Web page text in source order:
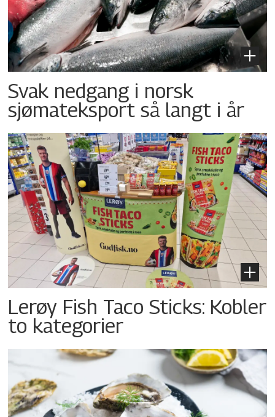
Svak nedgang i norsk
sjømateksport så langt i år
Lerøy Fish Taco Sticks: Kobler
to kategorier